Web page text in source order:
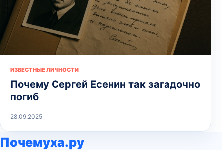
ИЗВЕСТНЫЕ ЛИЧНОСТИ
Почему Сергей Есенин так загадочно
погиб
28.09.2025
Почемуха.ру